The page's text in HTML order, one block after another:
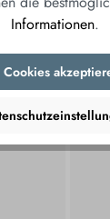
Informationen.